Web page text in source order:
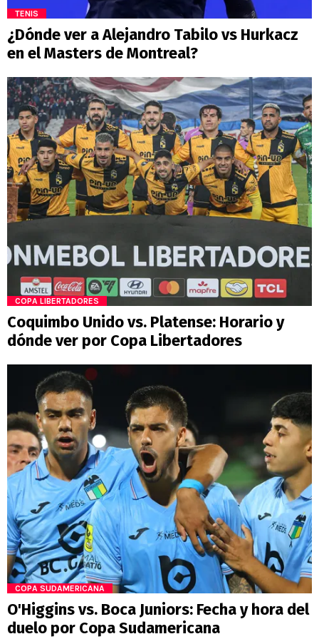
TENIS
¿Dónde ver a Alejandro Tabilo vs Hurkacz
en el Masters de Montreal?
COPA LIBERTADORES
Coquimbo Unido vs. Platense: Horario y
dónde ver por Copa Libertadores
COPA SUDAMERICANA
O'Higgins vs. Boca Juniors: Fecha y hora del
duelo por Copa Sudamericana